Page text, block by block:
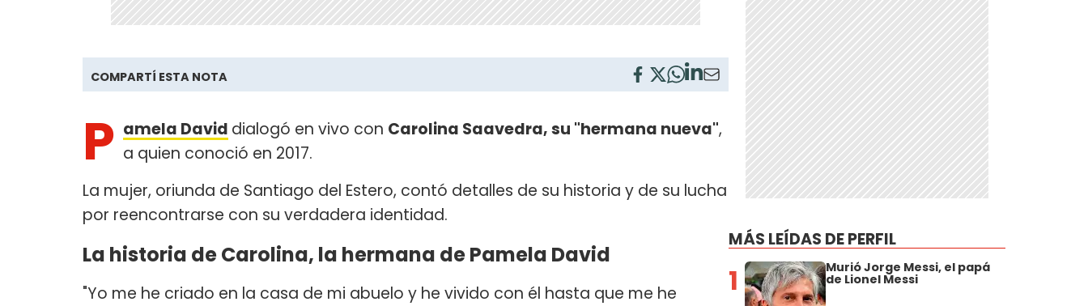
COMPARTÍ ESTA NOTA
P amela David dialogó en vivo con Carolina Saavedra, su "hermana nueva",
a quien conoció en 2017.
La mujer, oriunda de Santiago del Estero, contó detalles de su historia y de su lucha
por reencontrarse con su verdadera identidad.
La historia de Carolina, la hermana de Pamela David
"Yo me he criado en la casa de mi abuelo y he vivido con él hasta que me he
MÁS LEÍDAS DE PERFIL
1 Murió Jorge Messi, el papá
de Lionel Messi